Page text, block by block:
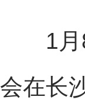
1月8
会在长